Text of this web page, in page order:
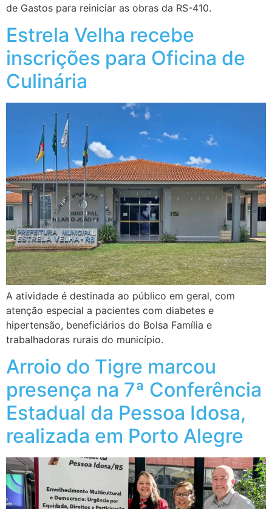
de Gastos para reiniciar as obras da RS-410.
Estrela Velha recebe
inscrições para Oficina de
Culinária
A atividade é destinada ao público em geral, com
atenção especial a pacientes com diabetes e
hipertensão, beneficiários do Bolsa Família e
trabalhadoras rurais do município.
Arroio do Tigre marcou
presença na 7ª Conferência
Estadual da Pessoa Idosa,
realizada em Porto Alegre